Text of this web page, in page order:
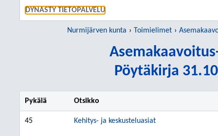
DYNASTY TIETOPALVELU
Nurmijärven kunta Toimielimet
Pöytäkirja
Pykälä Otsikko
45 Kehitys- ja keskusteluasiat